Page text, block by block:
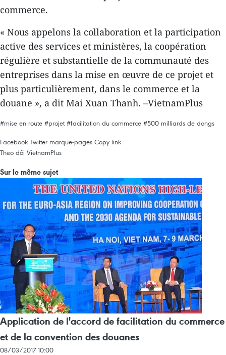
commerce.
« Nous appelons la collaboration et la participation
active des services et ministères, la coopération
régulière et substantielle de la communauté des
entreprises dans la mise en œuvre de ce projet et
plus particulièrement, dans le commerce et la
douane », a dit Mai Xuan Thanh. –VietnamPlus
#mise en route #projet #facilitation du commerce #500 milliards de dongs
Facebook Twitter marque-pages Copy link
Theo dõi VietnamPlus
Sur le même sujet
Application de l'accord de facilitation du commerce
et de la convention des douanes
08/03/2017 10:00